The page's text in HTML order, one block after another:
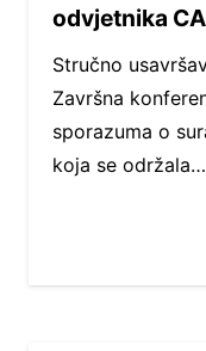
odvjetnika
Stručno
Završna
sporazuma o
koja se održala…